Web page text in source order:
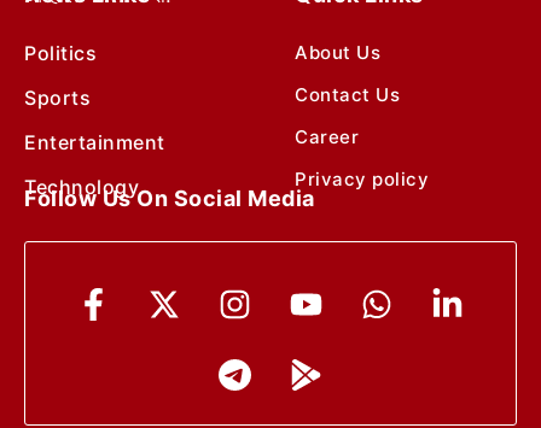
Politics
Sports
Entertainment
Technology
About Us
Contact Us
Career
Privacy policy
Follow Us On Social Media